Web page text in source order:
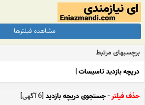
مشاهده فیلترها
برچسبهای مرتبط
دریچه بازدید تاسیسات|
حذف فیلتر-جستجوی دریچه بازدید [6 آگهی]